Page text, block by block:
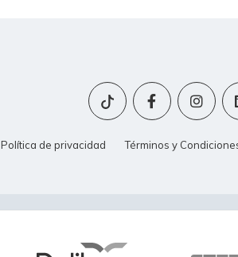
Política de privacidad Términos y